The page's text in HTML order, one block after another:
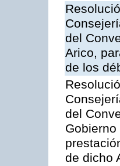
del
Arico,
de los
del
de dicho